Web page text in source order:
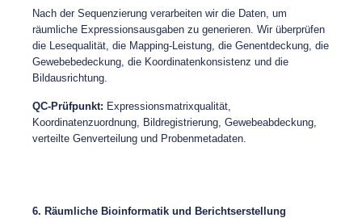
Nach der Sequenzierung verarbeiten wir die Daten, um
räumliche Expressionsausgaben zu generieren. Wir überprüfen
die Lesequalität, die Mapping-Leistung, die Genentdeckung, die
Gewebebedeckung, die Koordinatenkonsistenz und die
Bildausrichtung.
QC-Prüfpunkt: Expressionsmatrixqualität,
Koordinatenzuordnung, Bildregistrierung, Gewebeabdeckung,
verteilte Genverteilung und Probenmetadaten.
6. Räumliche Bioinformatik und Berichtserstellung